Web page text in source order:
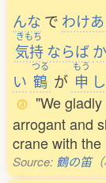
んな で わけ
きもち
気持 ならば
い
つる
鶴 が
もう
申
"We
arrogant and
crane with the
Source: 鶴の笛（